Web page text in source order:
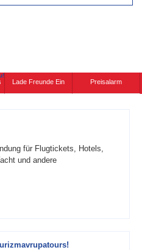
Lade Freunde Ein Preisalarm
für Flugtickets, Hotels,
und andere